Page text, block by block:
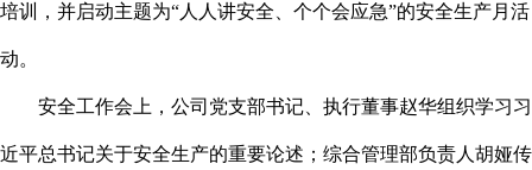
培训，并启动主题为“人人讲安全、个个会应急”的安全生产月活
动。
安全工作会上，公司党支部书记、执行董事赵华组织学习习
近平总书记关于安全生产的重要论述；综合管理部负责人胡娅传